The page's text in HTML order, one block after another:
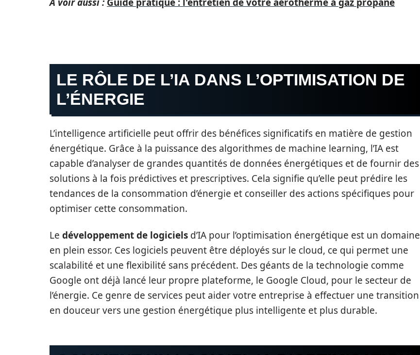
LE RÔLE DE L’IA DANS L’OPTIMISATION DE
L’ÉNERGIE
L’intelligence artificielle peut offrir des bénéfices significatifs en matière de gestion
énergétique. Grâce à la puissance des algorithmes de machine learning, l’IA est
capable d’analyser de grandes quantités de données énergétiques et de fournir des
solutions à la fois prédictives et prescriptives. Cela signifie qu’elle peut prédire les
tendances de la consommation d’énergie et conseiller des actions spécifiques pour
optimiser cette consommation.
Le développement de logiciels d’IA pour l’optimisation énergétique est un domaine
en plein essor. Ces logiciels peuvent être déployés sur le cloud, ce qui permet une
scalabilité et une flexibilité sans précédent. Des géants de la technologie comme
Google ont déjà lancé leur propre plateforme, le Google Cloud, pour le secteur de
l’énergie. Ce genre de services peut aider votre entreprise à effectuer une transition
en douceur vers une gestion énergétique plus intelligente et plus durable.